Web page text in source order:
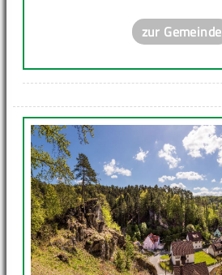
zur Gemeinde